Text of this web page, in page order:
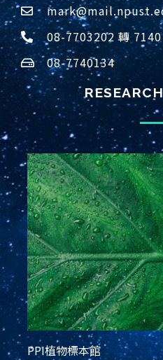
08-7703202 轉 7140
08-7740134
PPI植物標本館